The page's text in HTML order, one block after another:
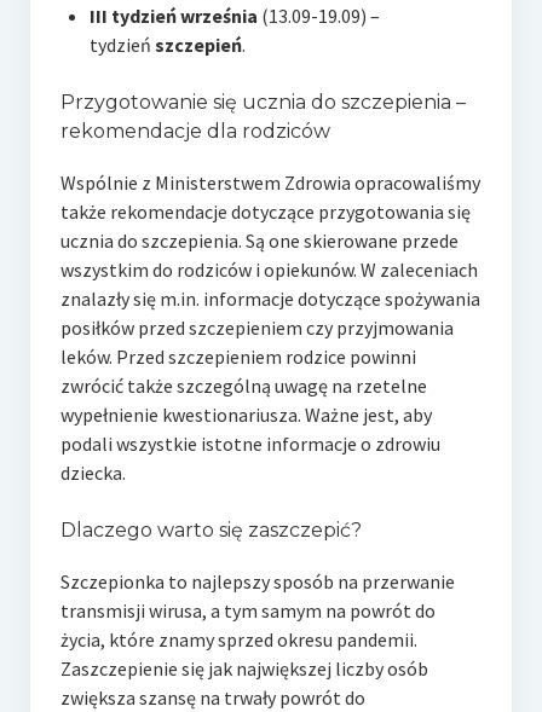
III tydzień września (13.09-19.09) –
tydzień szczepień.
Przygotowanie się ucznia do szczepienia –
rekomendacje dla rodziców
Wspólnie z Ministerstwem Zdrowia opracowaliśmy
także rekomendacje dotyczące przygotowania się
ucznia do szczepienia. Są one skierowane przede
wszystkim do rodziców i opiekunów. W zaleceniach
znalazły się m.in. informacje dotyczące spożywania
posiłków przed szczepieniem czy przyjmowania
leków. Przed szczepieniem rodzice powinni
zwrócić także szczególną uwagę na rzetelne
wypełnienie kwestionariusza. Ważne jest, aby
podali wszystkie istotne informacje o zdrowiu
dziecka.
Dlaczego warto się zaszczepić?
Szczepionka to najlepszy sposób na przerwanie
transmisji wirusa, a tym samym na powrót do
życia, które znamy sprzed okresu pandemii.
Zaszczepienie się jak największej liczby osób
zwiększa szansę na trwały powrót do